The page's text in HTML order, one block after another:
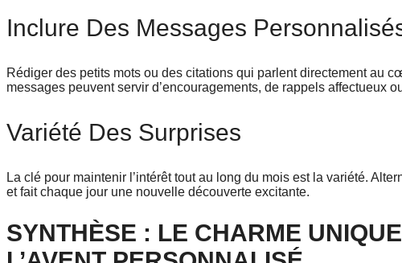
Inclure Des Messages
Rédiger des petits mots ou des citations qui parlent directement au
messages peuvent servir d’encouragements, de rappels affectueux
Variété Des Surprises
La clé pour maintenir l’intérêt tout au long du mois est la variété.
et fait chaque jour une nouvelle découverte excitante.
SYNTHÈSE : LE CHARME